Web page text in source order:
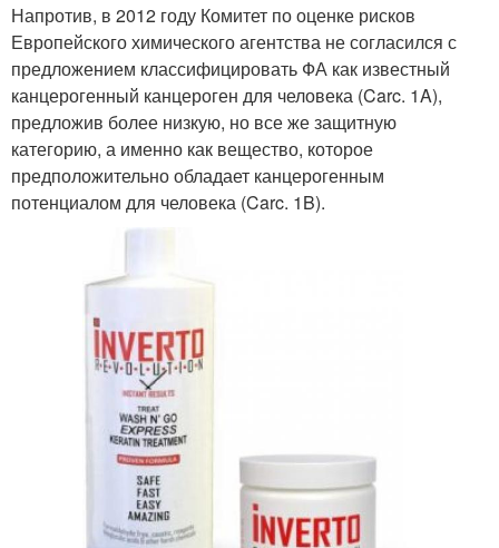
Напротив, в 2012 году Комитет по оценке рисков
Европейского химического агентства не согласился с
предложением классифицировать ФА как известный
канцерогенный канцероген для человека (Carc. 1A),
предложив более низкую, но все же защитную
категорию, а именно как вещество, которое
предположительно обладает канцерогенным
потенциалом для человека (Carc. 1B).